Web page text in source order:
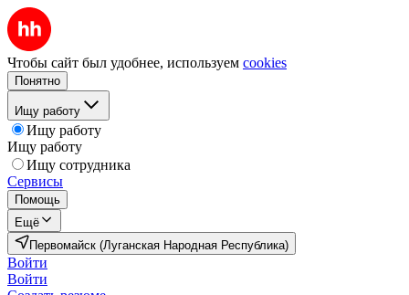
Чтобы сайт был удобнее, используем cookies
Понятно
Ищу работу
Ищу работу
Ищу работу
Ищу сотрудника
Сервисы
Помощь
Ещё
Первомайск (Луганская Народная Республика)
Войти
Войти